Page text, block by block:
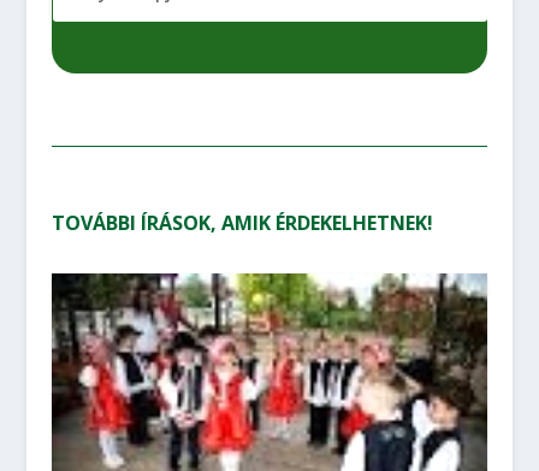
TOVÁBBI ÍRÁSOK, AMIK ÉRDEKELHETNEK!